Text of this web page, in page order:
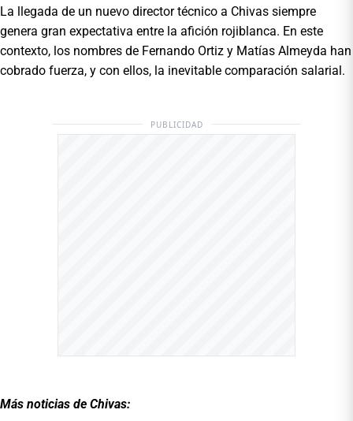
La llegada de un nuevo director técnico a Chivas siempre
genera gran expectativa entre la afición rojiblanca. En este
contexto, los nombres de Fernando Ortiz y Matías Almeyda han
cobrado fuerza, y con ellos, la inevitable comparación salarial.
PUBLICIDAD
Más noticias de Chivas: